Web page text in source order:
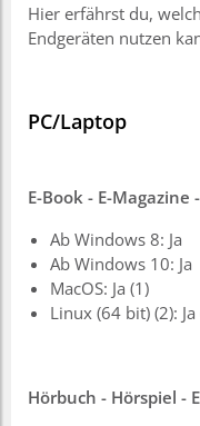
Hier erfährst du,
Endgeräten nutzen
PC/Laptop
E-Book - E-Magazine
Ab Windows 8: Ja
Ab Windows 10: Ja
MacOS: Ja (1)
Linux (64 bit) (2): Ja
Hörbuch - Hörspiel -